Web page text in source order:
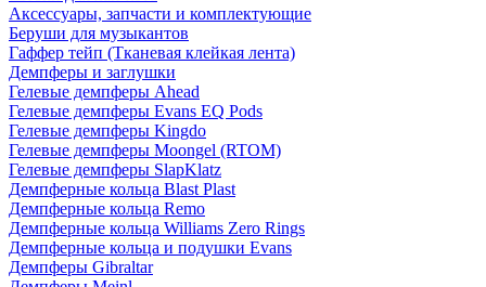
Аксессуары, запчасти и комплектующие
Беруши для музыкантов
Гаффер тейп (Тканевая клейкая лента)
Демпферы и заглушки
Гелевые демпферы Ahead
Гелевые демпферы Evans EQ Pods
Гелевые демпферы Kingdo
Гелевые демпферы Moongel (RTOM)
Гелевые демпферы SlapKlatz
Демпферные кольца Blast Plast
Демпферные кольца Remo
Демпферные кольца Williams Zero Rings
Демпферные кольца и подушки Evans
Демпферы Gibraltar